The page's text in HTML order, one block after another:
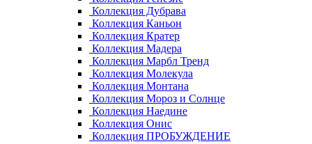
Коллекция Дубрава
Коллекция Каньон
Коллекция Кратер
Коллекция Мадера
Коллекция Марбл Тренд
Коллекция Молекула
Коллекция Монтана
Коллекция Мороз и Солнце
Коллекция Наедине
Коллекция Онис
Коллекция ПРОБУЖДЕНИЕ